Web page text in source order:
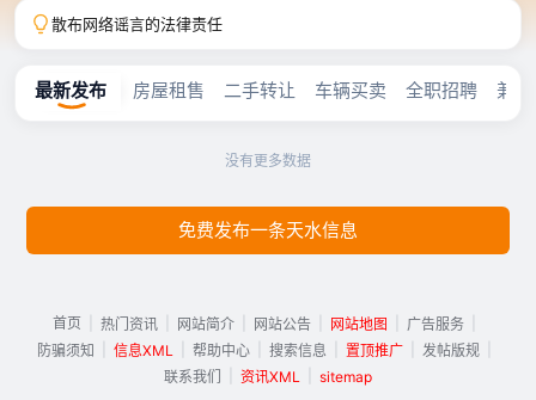
散布网络谣言的法律责任
宁座分类信息网正式开放
散布网络谣言的法律责任
最新发布 房屋租售 二手转让 车辆买卖 全职招聘 兼
没有更多数据
免费发布一条天水信息
首页 热门资讯 网站简介 网站公告 网站地图 广告服务
防骗须知
信息XML 帮助中心 搜索信息 置顶推广 发帖版规
联系我们
资讯XML
sitemap